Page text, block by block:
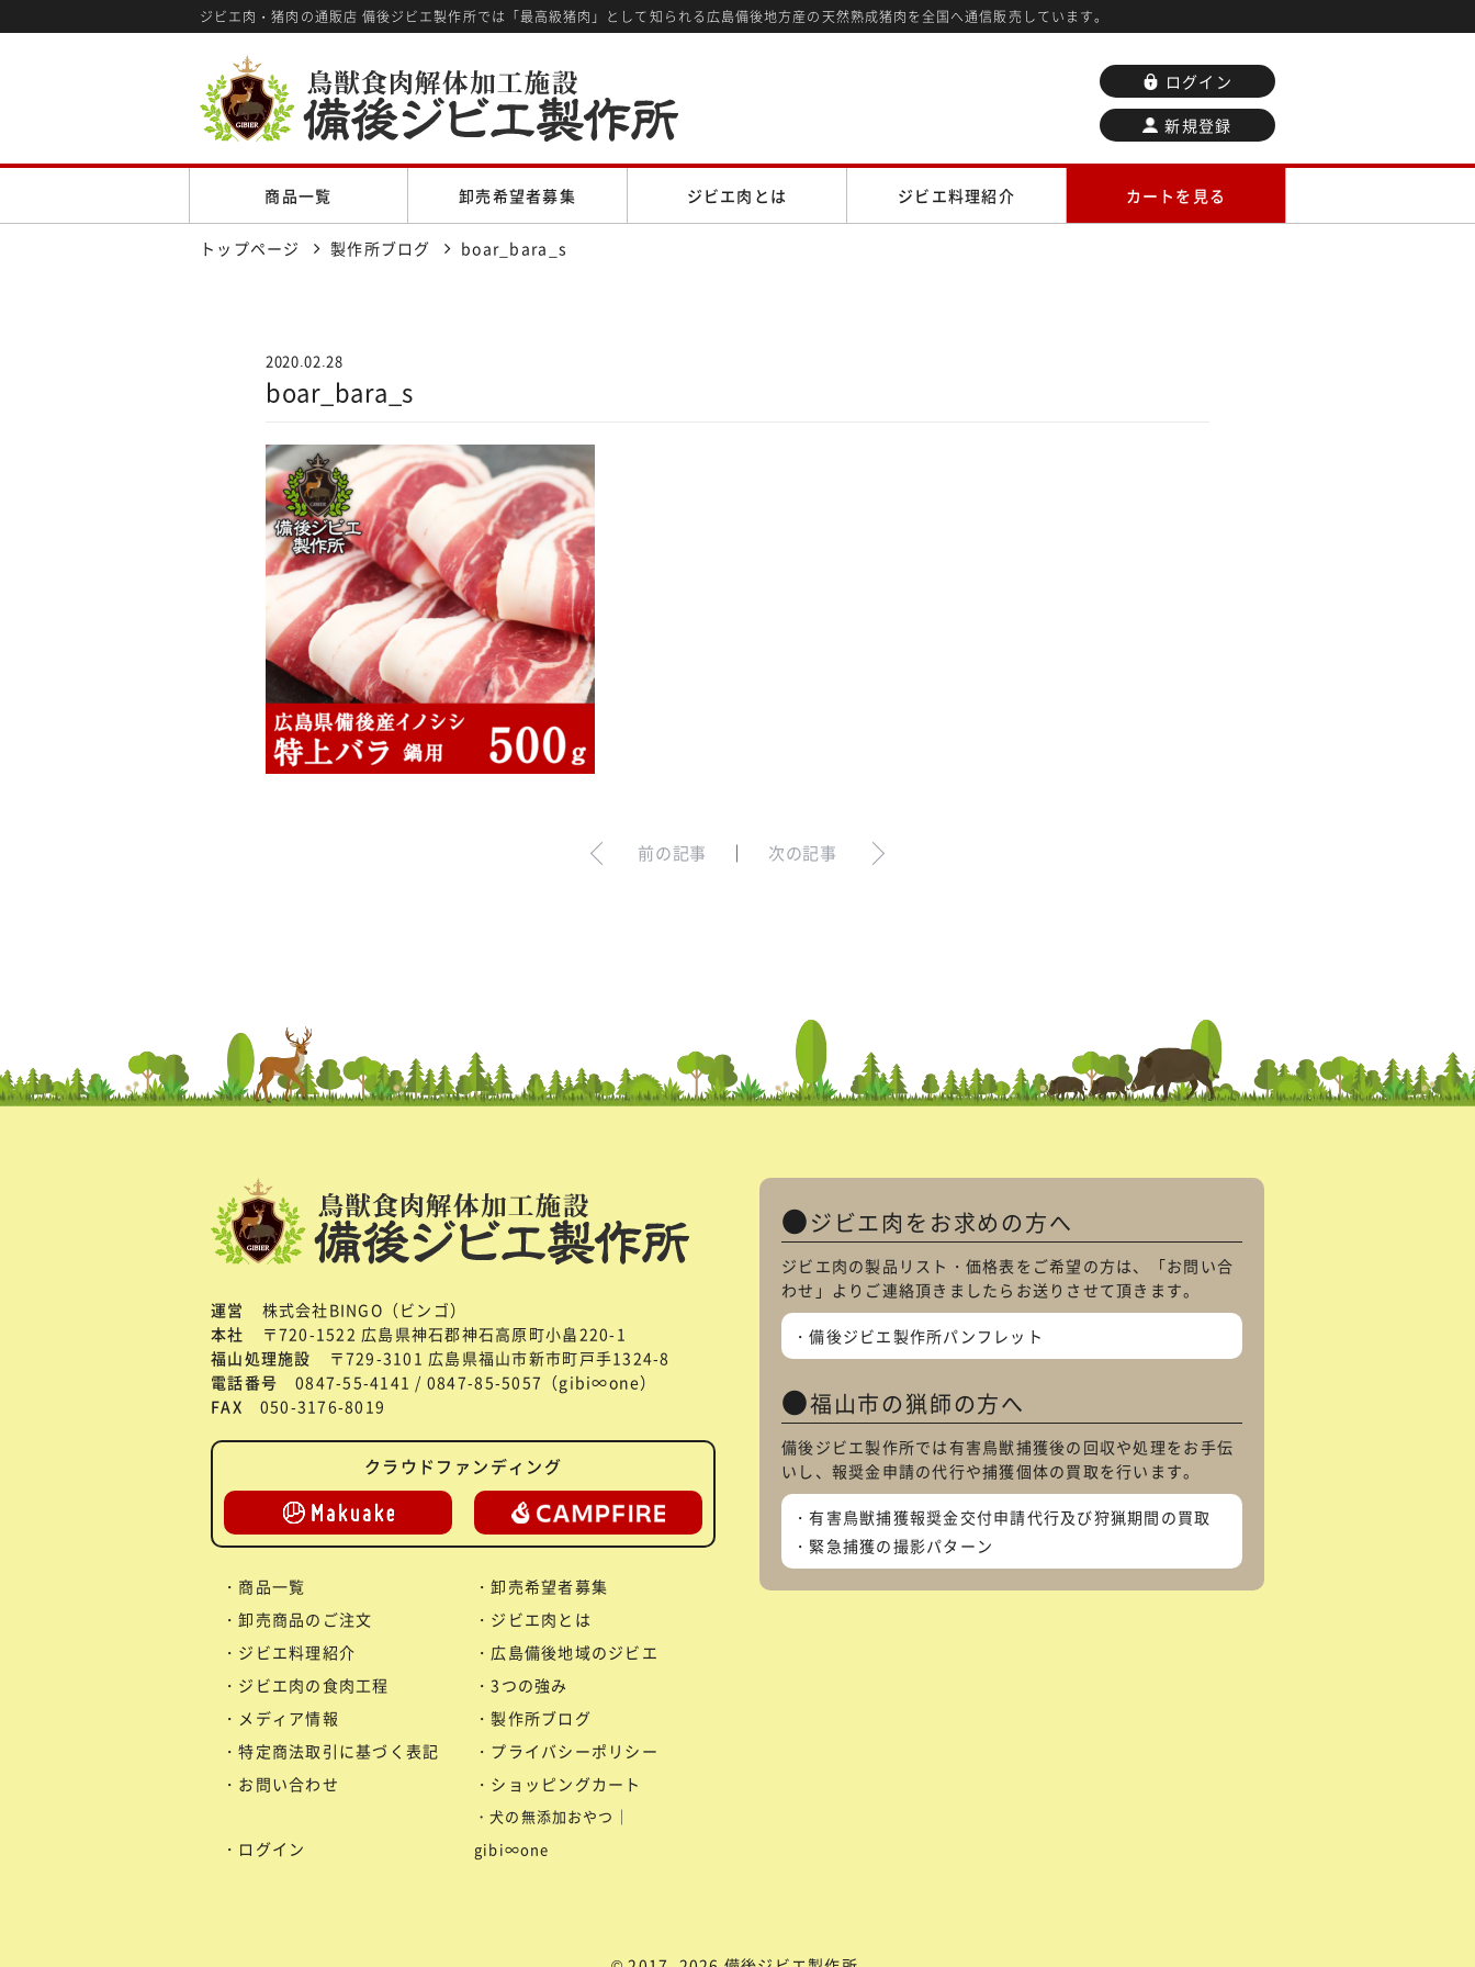
ジビエ肉・猪肉の通販店 備後ジビエ製作所では「最高級猪肉」として知られる広島備後地方産の天然熟成猪肉を全国へ通信販売しています。
ログイン
新規登録
商品一覧 卸売希望者募集 ジビエ肉とは ジビエ料理紹介 カートを見る
トップページ 製作所ブログ boar_bara_s
2020.02.28
boar_bara_s
前の記事 ｜ 次の記事
運営
株式会社BINGO（ビンゴ）
本社
〒720-1522 広島県神石郡神石高原町小畠220-1
福山処理施設
〒729-3101 広島県福山市新市町戸手1324-8
電話番号
0847-55-4141 / 0847-85-5057（gibi∞one）
FAX
050-3176-8019
クラウドファンディング
商品一覧
卸売希望者募集
卸売商品のご注文
ジビエ肉とは
ジビエ料理紹介
広島備後地域のジビエ
ジビエ肉の食肉工程
3つの強み
メディア情報
製作所ブログ
特定商法取引に基づく表記
プライバシーポリシー
お問い合わせ
ショッピングカート
ログイン
犬の無添加おやつ｜
gibi∞one
ジビエ肉をお求めの方へ
ジビエ肉の製品リスト・価格表をご希望の方は、「お問い合
わせ 」よりご連絡頂きましたらお送りさせて頂きます。
備後ジビエ製作所パンフレット
福山市の猟師の方へ
備後ジビエ製作所では有害鳥獣捕獲後の回収や処理をお手伝
いし、報奨金申請の代行や捕獲個体の買取を行います。
有害鳥獣捕獲報奨金交付申請代行及び狩猟期間の買取
緊急捕獲の撮影パターン